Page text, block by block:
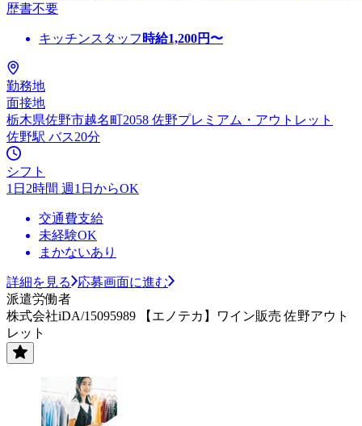
歴書不要
キッチンスタッフ 時給1,200円〜
勤務地
面接地
栃木県佐野市越名町2058 佐野プレミアム・アウトレット
佐野駅 バス20分
シフト
1日2時間 週1日からOK
交通費支給
未経験OK
まかないあり
詳細を見る
応募画面に進む
派遣労働者
株式会社iDA/15095989 【エノテカ】ワイン販売 佐野アウト
レット